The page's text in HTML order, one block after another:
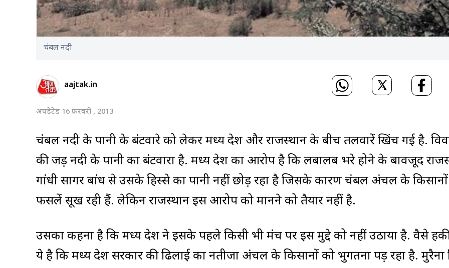
चंबल नदी
aajtak.in
अपडेटेड 16 फ़रवरी , 2013
चंबल नदी के पानी के बंटवारे को लेकर मध्य प्रदेश और राजस्थान के बीच तलवारें खिंच गई है.
की जड़ नदी के पानी का बंटवारा है. मध्य प्रदेश का आरोप है कि लबालब भरे होने के बावजूद
गांधी सागर बांध से उसके हिस्से का पानी नहीं छोड़ रहा है जिसके कारण चंबल अंचल के
फसलें सूख रही हैं. लेकिन राजस्थान इस आरोप को मानने को तैयार नहीं है.
उसका कहना है कि मध्य प्रदेश ने इसके पहले किसी भी मंच पर इस मुद्दे को नहीं उठाया है. वैसे
ये है कि मध्य प्रदेश सरकार की ढिलाई का नतीजा अंचल के किसानों को भुगतना पड़ रहा है.